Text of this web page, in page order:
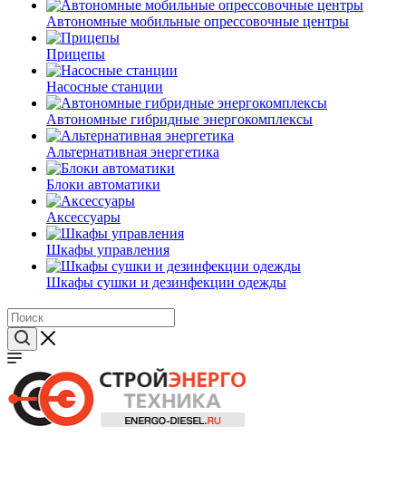
Автономные мобильные опрессовочные центры
Прицепы
Насосные станции
Автономные гибридные энергокомплексы
Альтернативная энергетика
Блоки автоматики
Аксессуары
Шкафы управления
Шкафы сушки и дезинфекции одежды